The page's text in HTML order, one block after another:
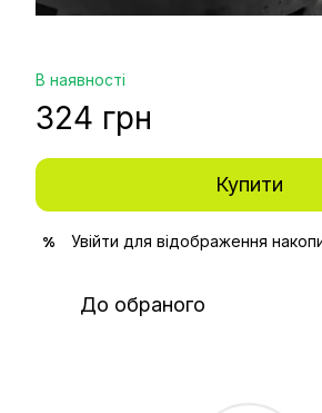
В наявності
324 грн
Купити
% Увійти для відображення
До обраного